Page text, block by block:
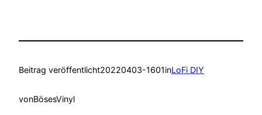
Beitrag veröffentlicht20220403-1601inLoFi DIY
vonBösesVinyl